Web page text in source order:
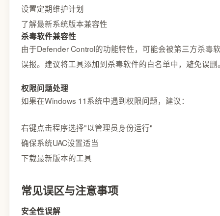
设置定期维护计划
了解最新系统版本兼容性
杀毒软件兼容性
由于Defender Control的功能特性，可能会被第三方杀毒
误报。建议将工具添加到杀毒软件的白名单中，避免误删
权限问题处理
如果在Windows 11系统中遇到权限问题，建议：
右键点击程序选择"以管理员身份运行"
确保系统UAC设置适当
下载最新版本的工具
常见误区与注意事项
安全性误解